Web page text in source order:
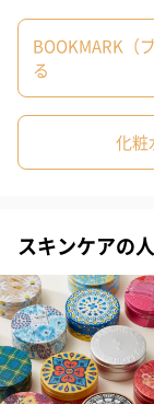
フラワーテディベア
（2,390円）
紅茶・コーヒー
BOOKMARK（
る
化粧
スキンケアの